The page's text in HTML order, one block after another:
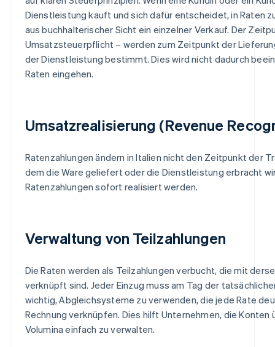
Dienstleistung kauft und sich dafür entscheidet, in Raten
aus buchhalterischer Sicht ein einzelner Verkauf. Der
Umsatzsteuerpflicht – werden zum Zeitpunkt der
der Dienstleistung bestimmt. Dies wird nicht dadurch
Raten eingehen.
Umsatzrealisierung (Revenue
Ratenzahlungen ändern in Italien nicht den Zeitpunkt der
dem die Ware geliefert oder die Dienstleistung erbracht
Ratenzahlungen sofort realisiert werden.
Verwaltung von Teilzahlungen
Die Raten werden als Teilzahlungen verbucht, die mit
verknüpft sind. Jeder Einzug muss am Tag der
wichtig, Abgleichsysteme zu verwenden, die jede Rate
Rechnung verknüpfen. Dies hilft Unternehmen, die
Volumina einfach zu verwalten.